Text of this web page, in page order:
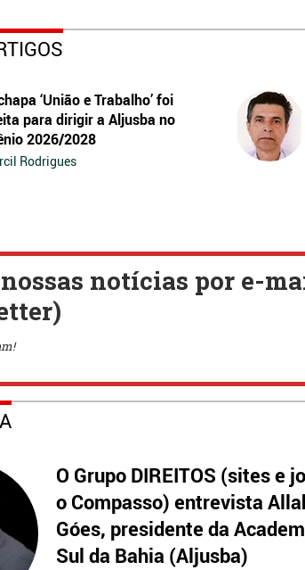
‘União e Trabalho’ foi
para dirigir a Aljusba no
2026/2028
Rodrigues
O Grupo DIREITOS (sites e
o Compasso) entrevista
Góes, presidente da
Sul da Bahia (Aljusba)